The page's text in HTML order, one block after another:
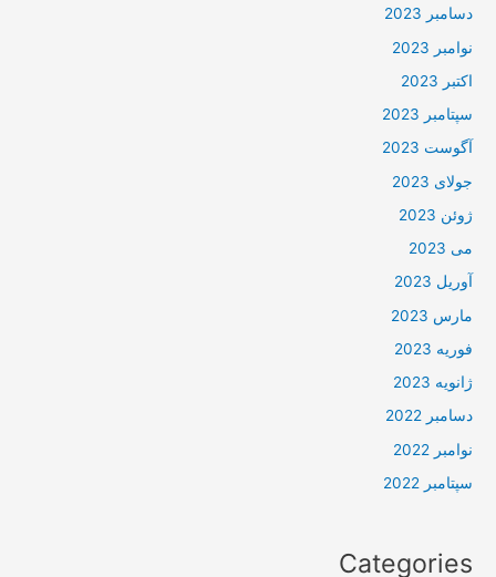
دسامبر 2023
نوامبر 2023
اکتبر 2023
سپتامبر 2023
آگوست 2023
جولای 2023
ژوئن 2023
می 2023
آوریل 2023
مارس 2023
فوریه 2023
ژانویه 2023
دسامبر 2022
نوامبر 2022
سپتامبر 2022
Categories